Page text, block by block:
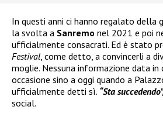
In questi anni ci hanno regalato della
la svolta a Sanremo nel 2021 e poi
ufficialmente consacrati. Ed è stato
Festival, come detto, a convincerli a
moglie. Nessuna informazione data in
occasione sino a oggi quando a
ufficialmente detti sì. “Sta
social.